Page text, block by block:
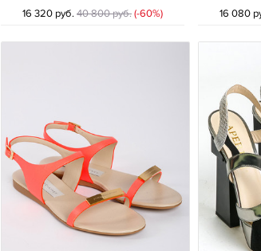
16 320 руб.40 800 руб.(-60%) 16 080